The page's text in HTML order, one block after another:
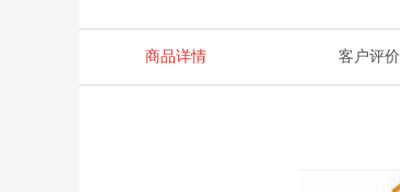
商品详情 客户评价